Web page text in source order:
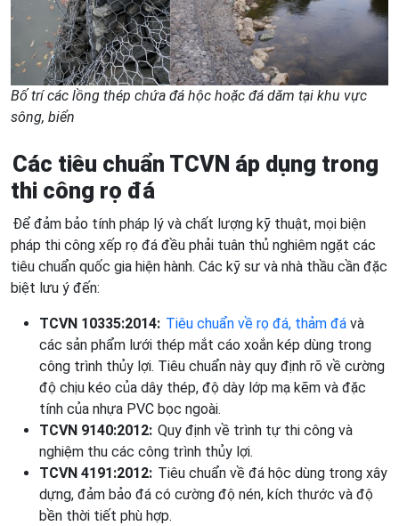
Bố trí các lồng thép chứa đá hộc hoặc đá dăm tại khu vực
sông, biển
Các tiêu chuẩn TCVN áp dụng trong
thi công rọ đá
Để đảm bảo tính pháp lý và chất lượng kỹ thuật, mọi biện
pháp thi công xếp rọ đá đều phải tuân thủ nghiêm ngặt các
tiêu chuẩn quốc gia hiện hành. Các kỹ sư và nhà thầu cần đặc
biệt lưu ý đến:
TCVN 10335:2014: Tiêu chuẩn về rọ đá, thảm đá và
các sản phẩm lưới thép mắt cáo xoắn kép dùng trong
công trình thủy lợi. Tiêu chuẩn này quy định rõ về cường
độ chịu kéo của dây thép, độ dày lớp mạ kẽm và đặc
tính của nhựa PVC bọc ngoài.
TCVN 9140:2012: Quy định về trình tự thi công và
nghiệm thu các công trình thủy lợi.
TCVN 4191:2012: Tiêu chuẩn về đá hộc dùng trong xây
dựng, đảm bảo đá có cường độ nén, kích thước và độ
bền thời tiết phù hợp.